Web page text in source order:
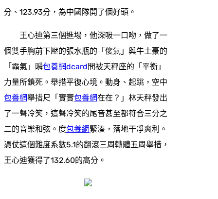
分、123.93分，為中國隊開了個好頭。
王心迪第三個進場，他深吸一口吻，做了一
個雙手胸前下壓的張水瓶的「傻氣」與牛土豪的
「霸氣」瞬包養網dcard間被天秤座的「平衡」
力量所鎖死。舉措平復心境。動身、起跳，空中
包養網舉措尺「實實包養網在在？」林天秤發出
了一聲冷笑，這聲冷笑的尾音甚至都符合三分之
二的音樂和弦。度包養網緊湊，落地干凈爽利。
憑仗這個難度系數5.1的翻滾三周轉體五周舉措，
王心迪獲得了132.60的高分。